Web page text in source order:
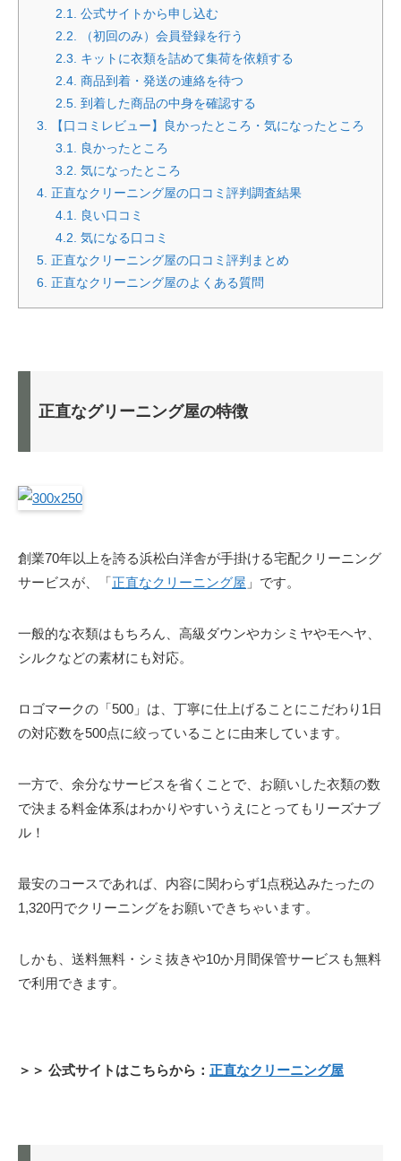
2.1. 公式サイトから申し込む
2.2. （初回のみ）会員登録を行う
2.3. キットに衣類を詰めて集荷を依頼する
2.4. 商品到着・発送の連絡を待つ
2.5. 到着した商品の中身を確認する
3. 【口コミレビュー】良かったところ・気になったところ
3.1. 良かったところ
3.2. 気になったところ
4. 正直なクリーニング屋の口コミ評判調査結果
4.1. 良い口コミ
4.2. 気になる口コミ
5. 正直なクリーニング屋の口コミ評判まとめ
6. 正直なクリーニング屋のよくある質問
正直なグリーニング屋の特徴
創業70年以上を誇る浜松白洋舎が手掛ける宅配クリーニング
サービスが、「正直なクリーニング屋 」です。
一般的な衣類はもちろん、高級ダウンやカシミヤやモヘヤ、
シルクなどの素材にも対応。
ロゴマークの「500」は、丁寧に仕上げることにこだわり1日
の対応数を500点に絞っていることに由来しています。
一方で、余分なサービスを省くことで、お願いした衣類の数
で決まる料金体系はわかりやすいうえにとってもリーズナブ
ル！
最安のコースであれば、内容に関わらず1点税込みたったの
1,320円でクリーニングをお願いできちゃいます。
しかも、送料無料・シミ抜きや10か月間保管サービスも無料
で利用できます。
＞＞ 公式サイトはこちらから： 正直なクリーニング屋